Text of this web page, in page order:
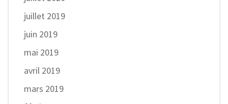
juillet 2019
juin 2019
mai 2019
avril 2019
mars 2019